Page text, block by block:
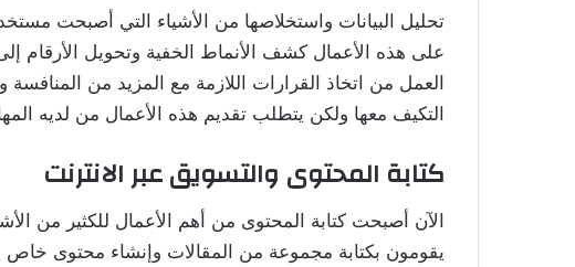
تحليل البيانات واستخلاصها من الأشياء التي أصبحت
على هذه الأعمال كشف الأنماط الخفية وتحويل الأرقام
العمل من اتخاذ القرارات اللازمة مع المزيد من المنافسة
التكيف معها ولكن يتطلب تقديم هذه الأعمال من لديه
كتابة المحتوى والتسويق عبر الانترنت
الآن أصبحت كتابة المحتوى من أهم الأعمال للكثير من
يقومون بكتابة مجموعة من المقالات وإنشاء محتوى